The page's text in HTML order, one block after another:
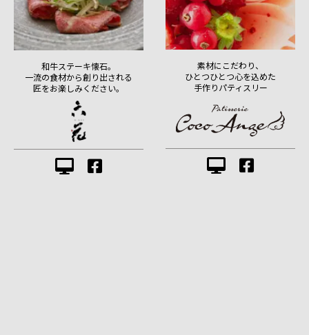
和牛ステーキ懐石。
一流の食材から創り出される
匠をお楽しみください。
素材にこだわり、
ひとつひとつ心を込めた
手作りパティスリー